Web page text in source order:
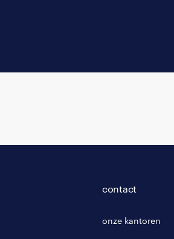
contact
onze kantoren